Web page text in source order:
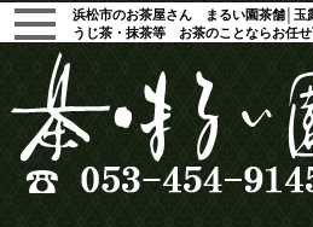
浜松市のお茶屋さん まるい園茶舗│玉
うじ茶・抹茶等 お茶のことならお任